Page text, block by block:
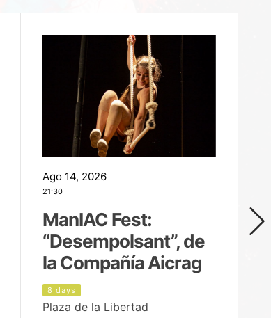
Ago 14, 2026
21:30
ManIAC Fest:
“Desempolsant”, de
la Compañía Aicrag
8 days
Plaza de la Libertad